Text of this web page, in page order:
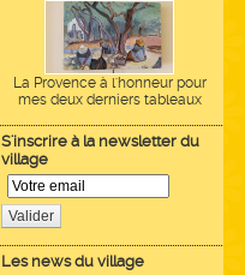
La Provence à l'honneur pour
mes deux derniers tableaux
S'inscrire à la newsletter du
village
Valider
Les news du village